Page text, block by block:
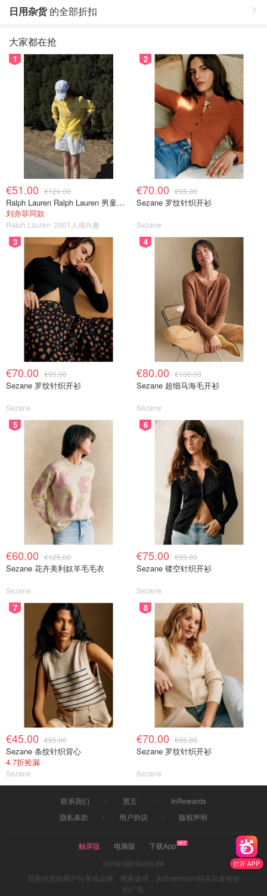
日用杂货的全部折扣
打开 APP
大家都在抢
1
€51.00 €120.00
Ralph Lauren Ralph Lauren 男童亚麻衬衫
刘亦菲同款
Ralph Lauren 2001人感兴趣
2
€70.00 €95.00
Sezane 罗纹针织开衫
Sezane
3
€70.00 €95.00
Sezane 罗纹针织开衫
Sezane
4
€80.00 €100.00
Sezane 超细马海毛开衫
Sezane
5
€60.00 €125.00
Sezane 花卉美利奴羊毛毛衣
Sezane
6
€75.00 €95.00
Sezane 镂空针织开衫
Sezane
7
€45.00 €95.00
Sezane 条纹针织背心
4.7折捡漏
Sezane
8
€70.00 €95.00
Sezane 罗纹针织开衫
Sezane
联系我们 黑五
InRewards
隐私条款
用户协议 版权声明
触屏版 电脑版
下载App
contact@dazhe.de
页面信息由用户分享或品牌、商家提供，由Dealmoon核实后发布折
扣广告